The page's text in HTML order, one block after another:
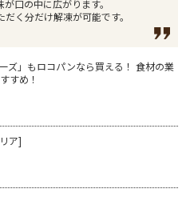
口の中に広がります。
く分だけ解凍が可能です。
ズ」もロコパンなら買える！ 食材の業
すめ！
ア]